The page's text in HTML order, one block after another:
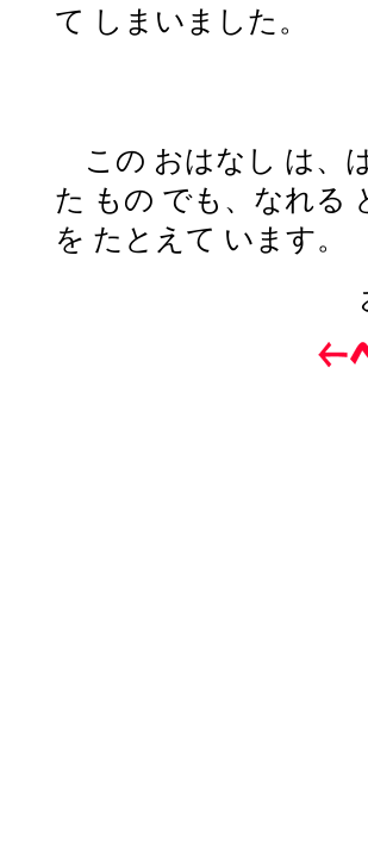
て しまいました。
この おはなし は、
た もの でも、なれる
を たとえて います。